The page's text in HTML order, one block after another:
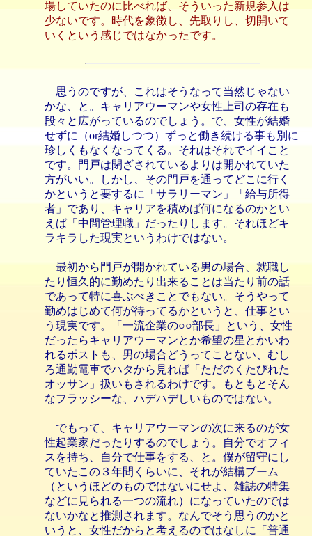
場していたのに比べれば、そういった新規参入は
少ないです。時代を象徴し、先取りし、切開いて
いくという感じではなかったです。
思うのですが、これはそうなって当然じゃない
かな、と。キャリアウーマンや女性上司の存在も
段々と広がっているのでしょう。で、女性が結婚
せずに（or結婚しつつ）ずっと働き続ける事も別に
珍しくもなくなってくる。それはそれでイイこと
です。門戸は閉ざされているよりは開かれていた
方がいい。しかし、その門戸を通ってどこに行く
かというと要するに「サラリーマン」「給与所得
者」であり、キャリアを積めば何になるのかとい
えば「中間管理職」だったりします。それほどキ
ラキラした現実というわけではない。
最初から門戸が開かれている男の場合、就職し
たり恒久的に勤めたり出来ることは当たり前の話
であって特に喜ぶべきことでもない。そうやって
勤めはじめて何が待ってるかというと、仕事とい
う現実です。「一流企業の○○部長」という、女性
だったらキャリアウーマンとか希望の星とかいわ
れるポストも、男の場合どうってことない、むし
ろ通勤電車でハタから見れば「ただのくたびれた
オッサン」扱いもされるわけです。もともとそん
なフラッシーな、ハデハデしいものではない。
でもって、キャリアウーマンの次に来るのが女
性起業家だったりするのでしょう。自分でオフィ
スを持ち、自分で仕事をする、と。僕が留守にし
ていたこの３年間くらいに、それが結構ブーム
（というほどのものではないにせよ、雑誌の特集
などに見られる一つの流れ）になっていたのでは
ないかなと推測されます。なんでそう思うのかと
いうと、女性だからと考えるのではなしに「普通